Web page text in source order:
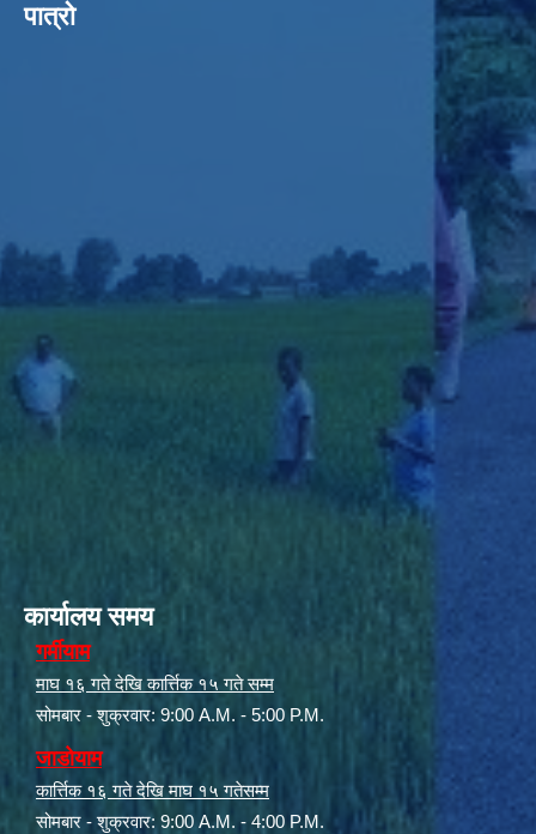
पात्रो
कार्यालय समय
गर्मीयाम
माघ १६ गते देखि कार्त्तिक १५ गते सम्म
सोमबार - शुक्रवार: 9:00 A.M. - 5:00 P.M.
जाडोयाम
कार्त्तिक १६ गते देखि माघ १५ गतेसम्म
सोमबार - शुक्रवार: 9:00 A.M. - 4:00 P.M.